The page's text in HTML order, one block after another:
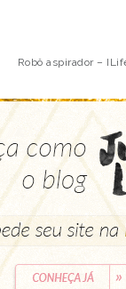
Robô aspirador –